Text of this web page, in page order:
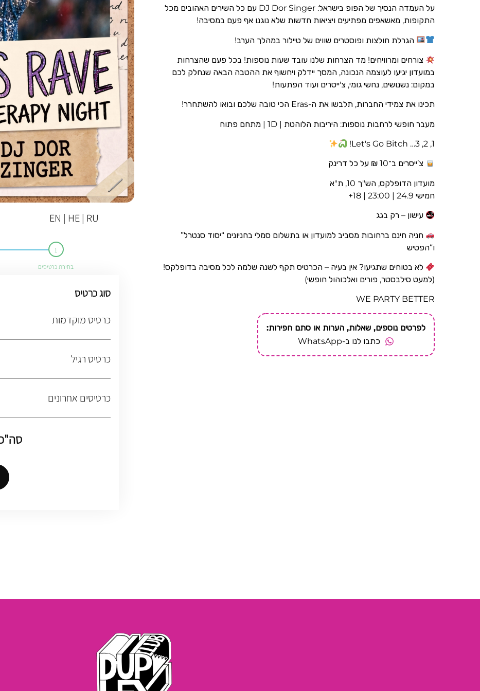
על העמדה הנסיך של הפופ בישראל: DJ Dor Singer עם כל השירים האהובים מכל
התקופות, מאשאפים מפתיעים ויציאות חדשות שלא נוגנו אף פעם במסיבה!
הגרלת חולצות ופוסטרים שווים של טיילור במהלך הערב!
צורחים ומרוויחים! מד הצרחות שלנו עובד שעות נוספות! בכל פעם שהצרחות
במועדון יגיעו לעוצמה הנכונה, המסך יידלק ויחשוף את ההטבה הבאה שנחלק לכם
במקום: נשנושים, נחשי גומי, צ'ייסרים ועוד הפתעות!
תכינו את צמידי החברות, תלבשו את ה-Eras הכי טובה שלכם ובואו להשתחרר!
מעבר חופשי לרחבות נוספות: היריבות הלוהטת | 1D | מתחם פתוח
1, 2, 3… Let's Go Bitch!
צ’ייסרים ב־10 ₪ על כל דרינק
מועדון הדופלקס, הש"ך 10, ת"א
חמישי 24.9 | 23:00 | 18+
עישון – רק בגג
חניה חינם ברחובות מסביב למועדון או בתשלום סמלי בחניונים “יסוד סנטרל”
ו“הפטיש
לא בטוחים שתגיעו? אין בעיה – הכרטיס תקף לשנה שלמה לכל מסיבה בדופלקס!
(למעט סילבסטר, פורים ואלכוהול חופשי)
WE PARTY BETTER
לפרטים נוספים, שאלות, הערות או סתם חפירות:
כתבו לנו ב-WhatsApp